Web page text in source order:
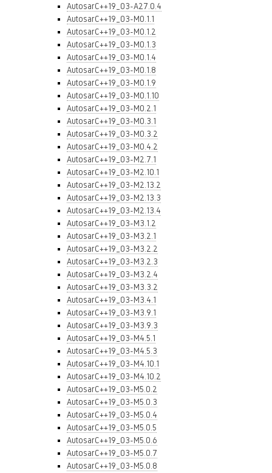
AutosarC++19_03-A27.0.4
AutosarC++19_03-M0.1.1
AutosarC++19_03-M0.1.2
AutosarC++19_03-M0.1.3
AutosarC++19_03-M0.1.4
AutosarC++19_03-M0.1.8
AutosarC++19_03-M0.1.9
AutosarC++19_03-M0.1.10
AutosarC++19_03-M0.2.1
AutosarC++19_03-M0.3.1
AutosarC++19_03-M0.3.2
AutosarC++19_03-M0.4.2
AutosarC++19_03-M2.7.1
AutosarC++19_03-M2.10.1
AutosarC++19_03-M2.13.2
AutosarC++19_03-M2.13.3
AutosarC++19_03-M2.13.4
AutosarC++19_03-M3.1.2
AutosarC++19_03-M3.2.1
AutosarC++19_03-M3.2.2
AutosarC++19_03-M3.2.3
AutosarC++19_03-M3.2.4
AutosarC++19_03-M3.3.2
AutosarC++19_03-M3.4.1
AutosarC++19_03-M3.9.1
AutosarC++19_03-M3.9.3
AutosarC++19_03-M4.5.1
AutosarC++19_03-M4.5.3
AutosarC++19_03-M4.10.1
AutosarC++19_03-M4.10.2
AutosarC++19_03-M5.0.2
AutosarC++19_03-M5.0.3
AutosarC++19_03-M5.0.4
AutosarC++19_03-M5.0.5
AutosarC++19_03-M5.0.6
AutosarC++19_03-M5.0.7
AutosarC++19_03-M5.0.8